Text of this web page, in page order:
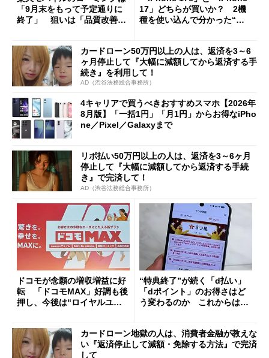
「9月末をもって予定通りに
終了」 狙いは「品質改善」
も
17」どちらが買いか？ 2機
種を使い込んで分かった“ス
カードローン50万円以上の人は、返済を3～6
ヶ月停止して『大幅に減額してから返済する手
続き』を利用して！
AD（渋谷法務総合事務所）
4キャリアで買うべきおすすめスマホ【2026年
8月版】「一括1円」「月1円」からお得なiPho
ne／Pixel／Galaxyまで
リボ払い50万円以上の人は、返済を3～6ヶ月
停止して『大幅に減額してから返済する手続
き』で完済して！
AD（渋谷法務総合事務所）
ドコモが念願の増収増益に好
転 「ドコモMAX」好調も後
押し、今後は“ロイヤルユー
“特典終了”が続く「d払い」
「dポイント」のお得さはど
う変わるのか これからは
カードローン地獄の人は、消費者金融が教えな
い『返済停止して減額・免除する方法』で完済
して